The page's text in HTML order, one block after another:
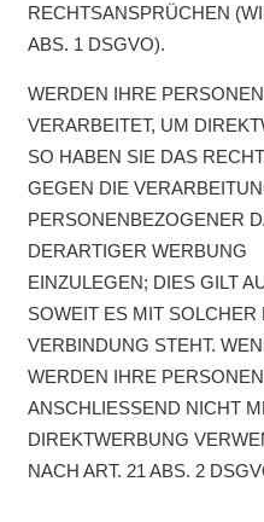
RECHTSANSPRÜCHEN
ABS. 1 DSGVO).
WERDEN IHRE
VERARBEITET, UM
SO HABEN SIE DAS
GEGEN DIE
PERSONENBEZOGENER
DERARTIGER WERBUNG
EINZULEGEN; DIES GILT
SOWEIT ES MIT
VERBINDUNG STEHT.
WERDEN IHRE
ANSCHLIESSEND NICHT
DIREKTWERBUNG
NACH ART. 21 ABS. 2